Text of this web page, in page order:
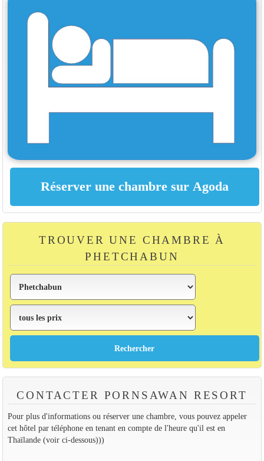
TROUVER UNE CHAMBRE À
PHETCHABUN
CONTACTER PORNSAWAN RESORT
Pour plus d'informations ou réserver une chambre, vous pouvez appeler
cet hôtel par téléphone en tenant en compte de l'heure qu'il est en
Thaïlande (voir ci-dessous)))